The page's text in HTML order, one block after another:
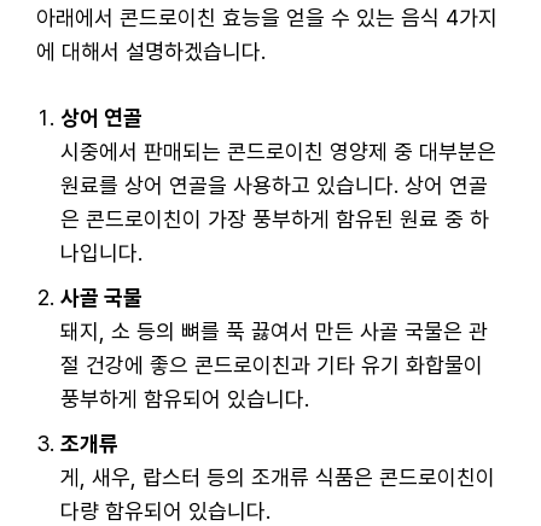
아래에서 콘드로이친 효능을 얻을 수 있는 음식 4가지
에 대해서 설명하겠습니다.
상어 연골
시중에서 판매되는 콘드로이친 영양제 중 대부분은
원료를 상어 연골을 사용하고 있습니다. 상어 연골
은 콘드로이친이 가장 풍부하게 함유된 원료 중 하
나입니다.
사골 국물
돼지, 소 등의 뼈를 푹 끓여서 만든 사골 국물은 관
절 건강에 좋으 콘드로이친과 기타 유기 화합물이
풍부하게 함유되어 있습니다.
조개류
게, 새우, 랍스터 등의 조개류 식품은 콘드로이친이
다량 함유되어 있습니다.